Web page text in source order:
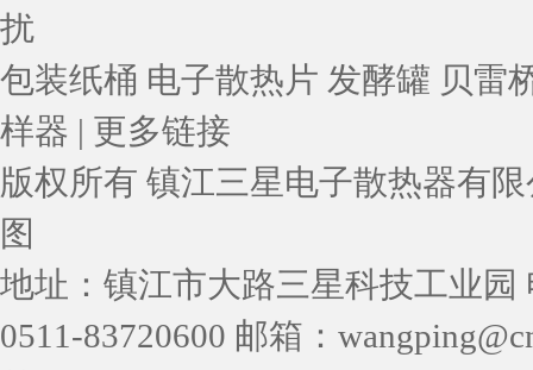
扰
包装纸桶 电子散热片 发酵罐 贝雷
样器 | 更多链接
版权所有 镇江三星电子散热器有
图
地址：镇江市大路三星科技工业园
0511-83720600 邮箱：